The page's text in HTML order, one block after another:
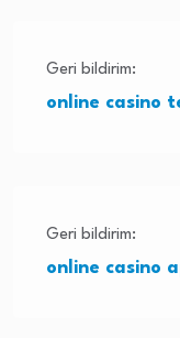
Geri bildirim:
online casino
Geri bildirim:
online casino